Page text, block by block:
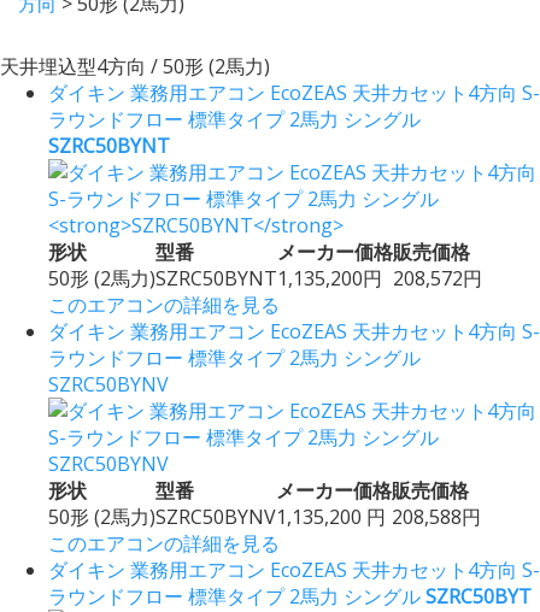
天井埋込型4方向 / 50形 (2馬力)
ダイキン 業務用エアコン EcoZEAS 天井カセット4方向 S-
ラウンドフロー 標準タイプ 2馬力 シングル
SZRC50BYNT
形状 型番 メーカー価格販売価格
50形 (2馬力)SZRC50BYNT1,135,200円 208,572円
このエアコンの詳細を見る
ダイキン 業務用エアコン EcoZEAS 天井カセット4方向 S-
ラウンドフロー 標準タイプ 2馬力 シングル
SZRC50BYNV
形状 型番 メーカー価格販売価格
50形 (2馬力)SZRC50BYNV1,135,200 円 208,588円
このエアコンの詳細を見る
ダイキン 業務用エアコン EcoZEAS 天井カセット4方向 S-
ラウンドフロー 標準タイプ 2馬力 シングルSZRC50BYT